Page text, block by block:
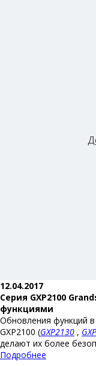
12.04.2017
Серия GXP2100
функциями
Обновления функций
GXP2100 (GXP2130 ,
делают их более
Подробнее